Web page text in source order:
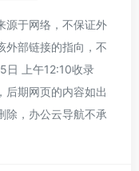
源于网络，不保证外
外部链接的指向，不
日 上午12:10收录
后期网页的内容如出
除，办公云导航不承